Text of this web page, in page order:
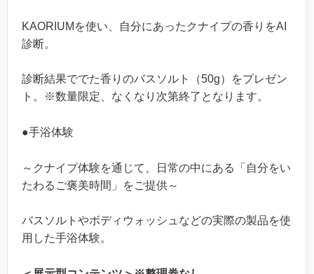
KAORIUMを使い、自分にあったクナイプの香りをAI
診断。
診断結果ででた香りのバスソルト（50g）をプレゼン
ト。※数量限定、なくなり次第終了となります。
●手浴体験
～クナイプ体験を通じて、日常の中にある「自分をい
たわるご褒美時間」をご提供～
バスソルトやボディウォッシュなどの実際の製品を使
用した手浴体験。